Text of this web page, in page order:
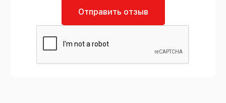
Отправить отзыв